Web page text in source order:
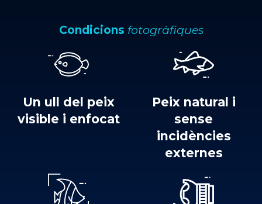
Condicions fotogràfiques
Un ull del peix
visible i enfocat
Peix natural i
sense
incidències
externes